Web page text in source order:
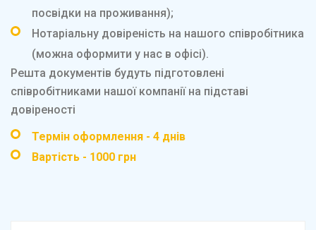
посвідки на проживання);
Нотаріальну довіреність на нашого співробітника
(можна оформити у нас в офісі).
Решта документів будуть підготовлені
співробітниками нашої компанії на підставі
довіреності
Термін оформлення - 4 днів
Вартість - 1000 грн